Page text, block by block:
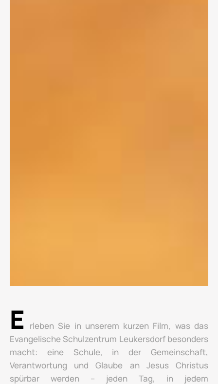
E
rleben Sie in unserem kurzen Film, was das
Evangelische Schulzentrum Leukersdorf besonders
macht: eine Schule, in der Gemeinschaft,
Verantwortung und Glaube an Jesus Christus
spürbar werden – jeden Tag, in jedem